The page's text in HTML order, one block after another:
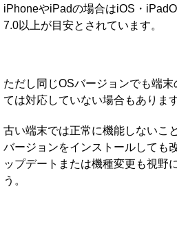
iPhoneやiPadの場合はiOS・
7.0以上が目安とされています。
ただし同じOSバージョンでも端
ては対応していない場合もあります
古い端末では正常に機能しないこ
バージョンをインストールしても
ップデートまたは機種変更も視野
う。